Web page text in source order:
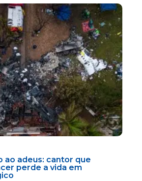
ao adeus: cantor que
perde a vida em